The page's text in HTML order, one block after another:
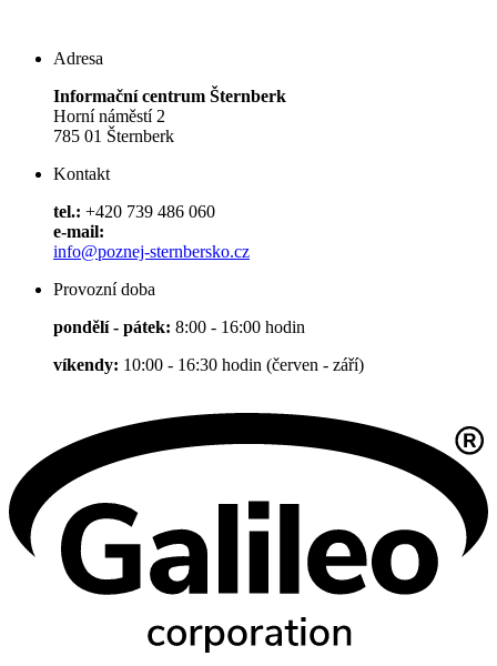
Adresa
Informační centrum Šternberk
Horní náměstí 2
785 01 Šternberk
Kontakt
tel.: +420 739 486 060
e-mail:
info@poznej-sternbersko.cz
Provozní doba
pondělí - pátek: 8:00 - 16:00 hodin
víkendy: 10:00 - 16:30 hodin (červen - září)